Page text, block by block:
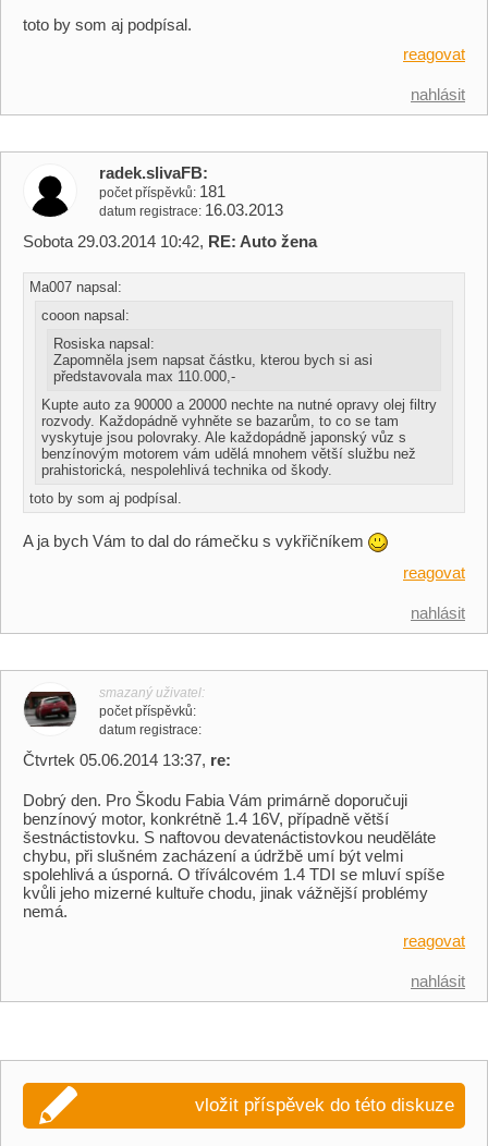
toto by som aj podpísal.
reagovat
nahlásit
radek.slivaFB
počet příspěvků 181
datum registrace 16.03.2013
Sobota 29.03.2014 10:42, RE: Auto žena
Ma007 napsal:
cooon napsal:
Rosiska napsal:
Zapomněla jsem napsat částku, kterou bych si asi
představovala max 110.000,-
Kupte auto za 90000 a 20000 nechte na nutné opravy olej filtry
rozvody. Každopádně vyhněte se bazarům, to co se tam
vyskytuje jsou polovraky. Ale každopádně japonský vůz s
benzínovým motorem vám udělá mnohem větší službu než
prahistorická, nespolehlivá technika od škody.
toto by som aj podpísal.
A ja bych Vám to dal do rámečku s vykřičníkem
reagovat
nahlásit
smazaný uživatel
počet příspěvků
datum registrace
Čtvrtek 05.06.2014 13:37, re:
Dobrý den. Pro Škodu Fabia Vám primárně doporučuji
benzínový motor, konkrétně 1.4 16V, případně větší
šestnáctistovku. S naftovou devatenáctistovkou neuděláte
chybu, při slušném zacházení a údržbě umí být velmi
spolehlivá a úsporná. O tříválcovém 1.4 TDI se mluví spíše
kvůli jeho mizerné kultuře chodu, jinak vážnější problémy
nemá.
reagovat
nahlásit
vložit příspěvek do této diskuze